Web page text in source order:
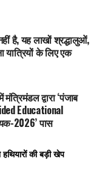
है, यह लाखों श्रद्धालुओं,
यात्रियों के लिए एक
द्वारा ‘पंजाब
Educational
2026’ पास
की बड़ी खेप